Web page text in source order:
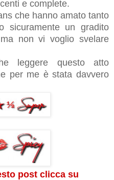
e complete.
che hanno amato tanto
sicuramente un gradito
non vi voglio svelare
leggere questo atto
per me è stata davvero
post clicca su